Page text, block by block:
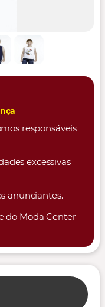
responsáveis
excessivas
anunciantes.
do Moda Center